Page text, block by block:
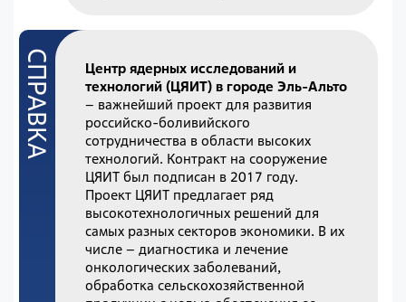
Центр ядерных исследований и
технологий (ЦЯИТ) в городе Эль-Альто
– важнейший проект для развития
российско-боливийского
сотрудничества в области высоких
технологий. Контракт на сооружение
ЦЯИТ был подписан в 2017 году.
Проект ЦЯИТ предлагает ряд
высокотехнологичных решений для
самых разных секторов экономики. В их
числе – диагностика и лечение
онкологических заболеваний,
обработка сельскохозяйственной